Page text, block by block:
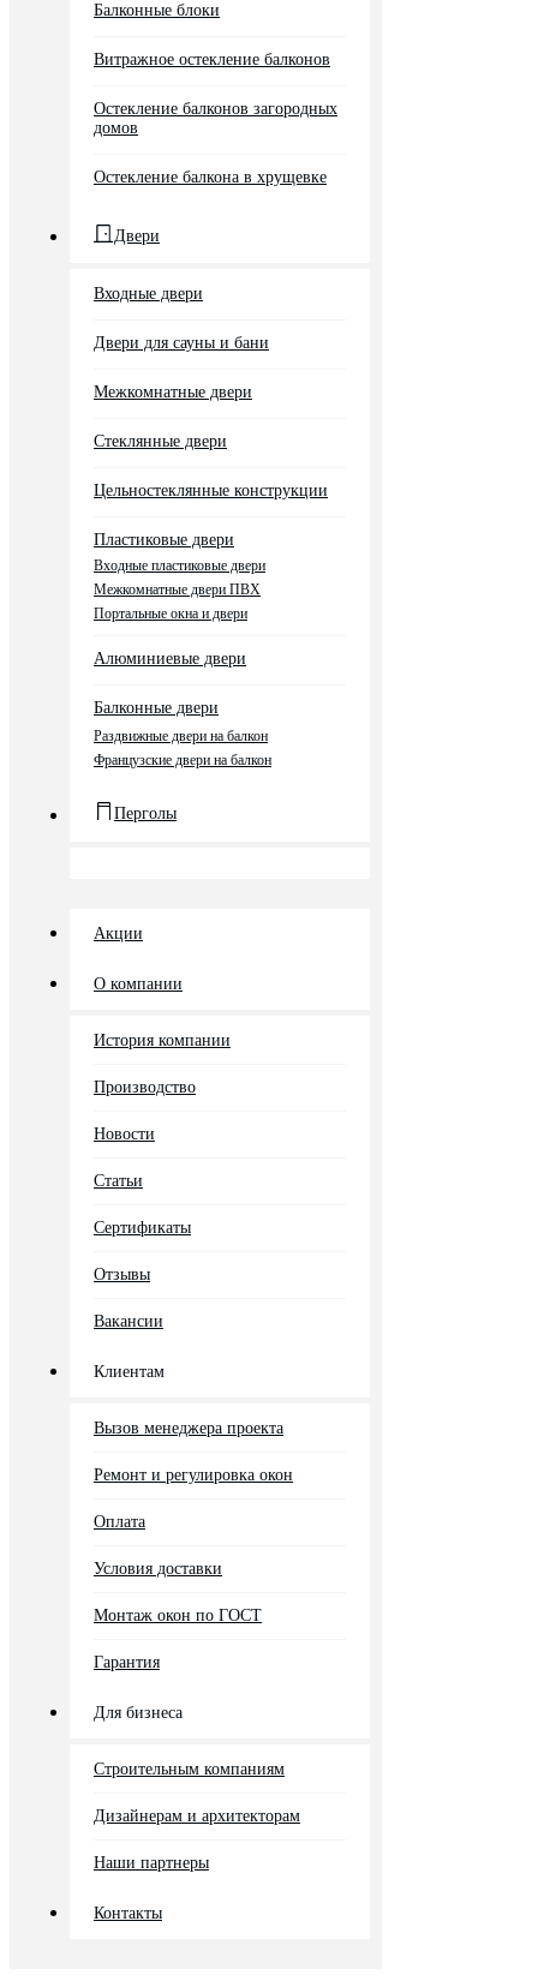
Балконные блоки
Витражное остекление балконов
Остекление балконов загородных
домов
Остекление балкона в хрущевке
Двери
Входные двери
Двери для сауны и бани
Межкомнатные двери
Стеклянные двери
Цельностеклянные конструкции
Пластиковые двери
Входные пластиковые двери
Межкомнатные двери ПВХ
Портальные окна и двери
Алюминиевые двери
Балконные двери
Раздвижные двери на балкон
Французские двери на балкон
Перголы
Акции
О компании
История компании
Производство
Новости
Статьи
Сертификаты
Отзывы
Вакансии
Клиентам
Вызов менеджера проекта
Ремонт и регулировка окон
Оплата
Условия доставки
Монтаж окон по ГОСТ
Гарантия
Для бизнеса
Строительным компаниям
Дизайнерам и архитекторам
Наши партнеры
Контакты